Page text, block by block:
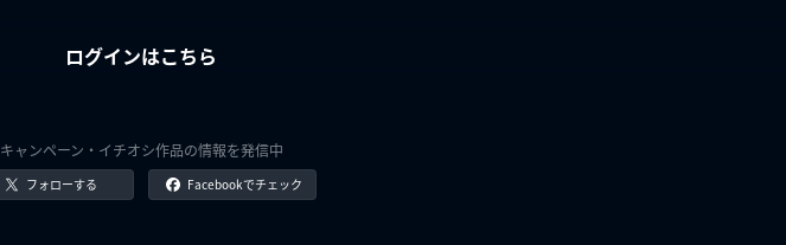
ログインはこちら
キャンペーン・イチオシ作品の情報を発信中
フォローする Facebookでチェック